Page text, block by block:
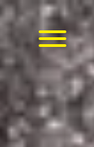
Menü
öffnen